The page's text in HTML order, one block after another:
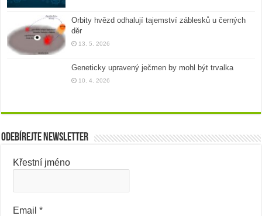
Orbity hvězd odhalují tajemství záblesků u černých
děr
13. 5. 2026
Geneticky upravený ječmen by mohl být trvalka
10. 4. 2026
Odebírejte newsletter
Křestní jméno
Email*